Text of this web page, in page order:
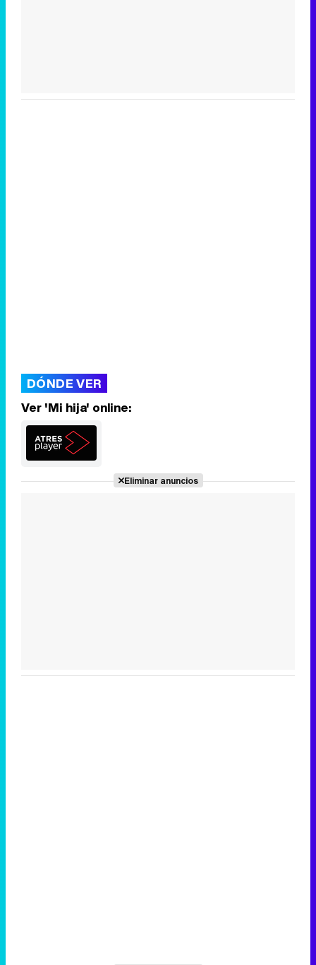
DÓNDE VER
Ver 'Mi hija' online:
Eliminar anuncios